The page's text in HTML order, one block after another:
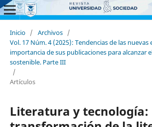
Inicio / Archivos /
Vol. 17 Núm. 4 (2025): Tendencias de las nuevas
importancia de sus publicaciones para alcanzar
sostenible. Parte III
/
Artículos
Literatura y tecnología: